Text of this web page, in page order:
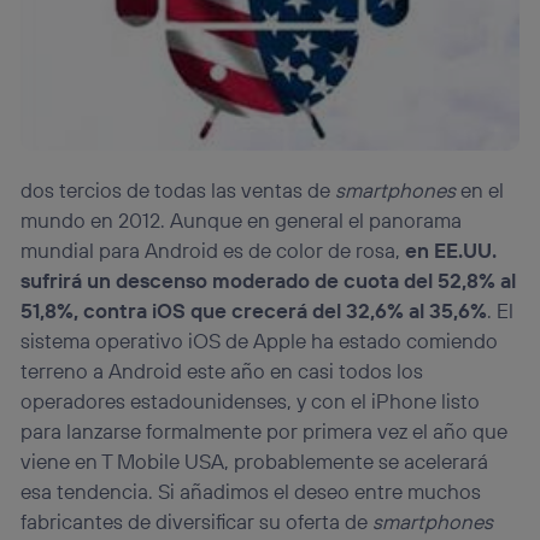
dos tercios de todas las ventas de smartphonesen el
mundo en 2012. Aunque en general el panorama
mundial para Android es de color de rosa, en EE.UU.
sufrirá un descenso moderadode cuota del 52,8% al
51,8%, contra iOS que crecerá del 32,6% al 35,6%. El
sistema operativo iOS de Apple ha estado comiendo
terreno a Android este año en casi todos los
operadores estadounidenses, y con el iPhone listo
para lanzarse formalmente por primera vez el año que
viene en T Mobile USA, probablemente se acelerará
esa tendencia. Si añadimos el deseo entre muchos
fabricantes de diversificar su oferta de smartphones